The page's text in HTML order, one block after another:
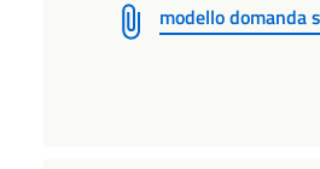
modello domanda